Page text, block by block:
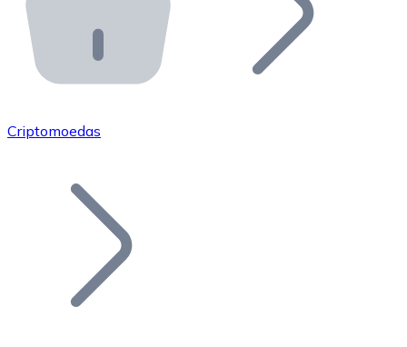
API Bitnovo
Integre nossa API no seu ecossistema.
Junte-se à nossa rede de revendedores e comercialize
Adicione o token do seu projeto ao nosso serviço de
Criptomoedas